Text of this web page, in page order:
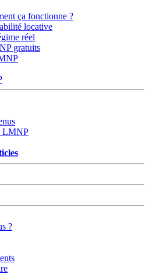
ça fonctionne ?
locative
réel
gratuits
LMNP
?